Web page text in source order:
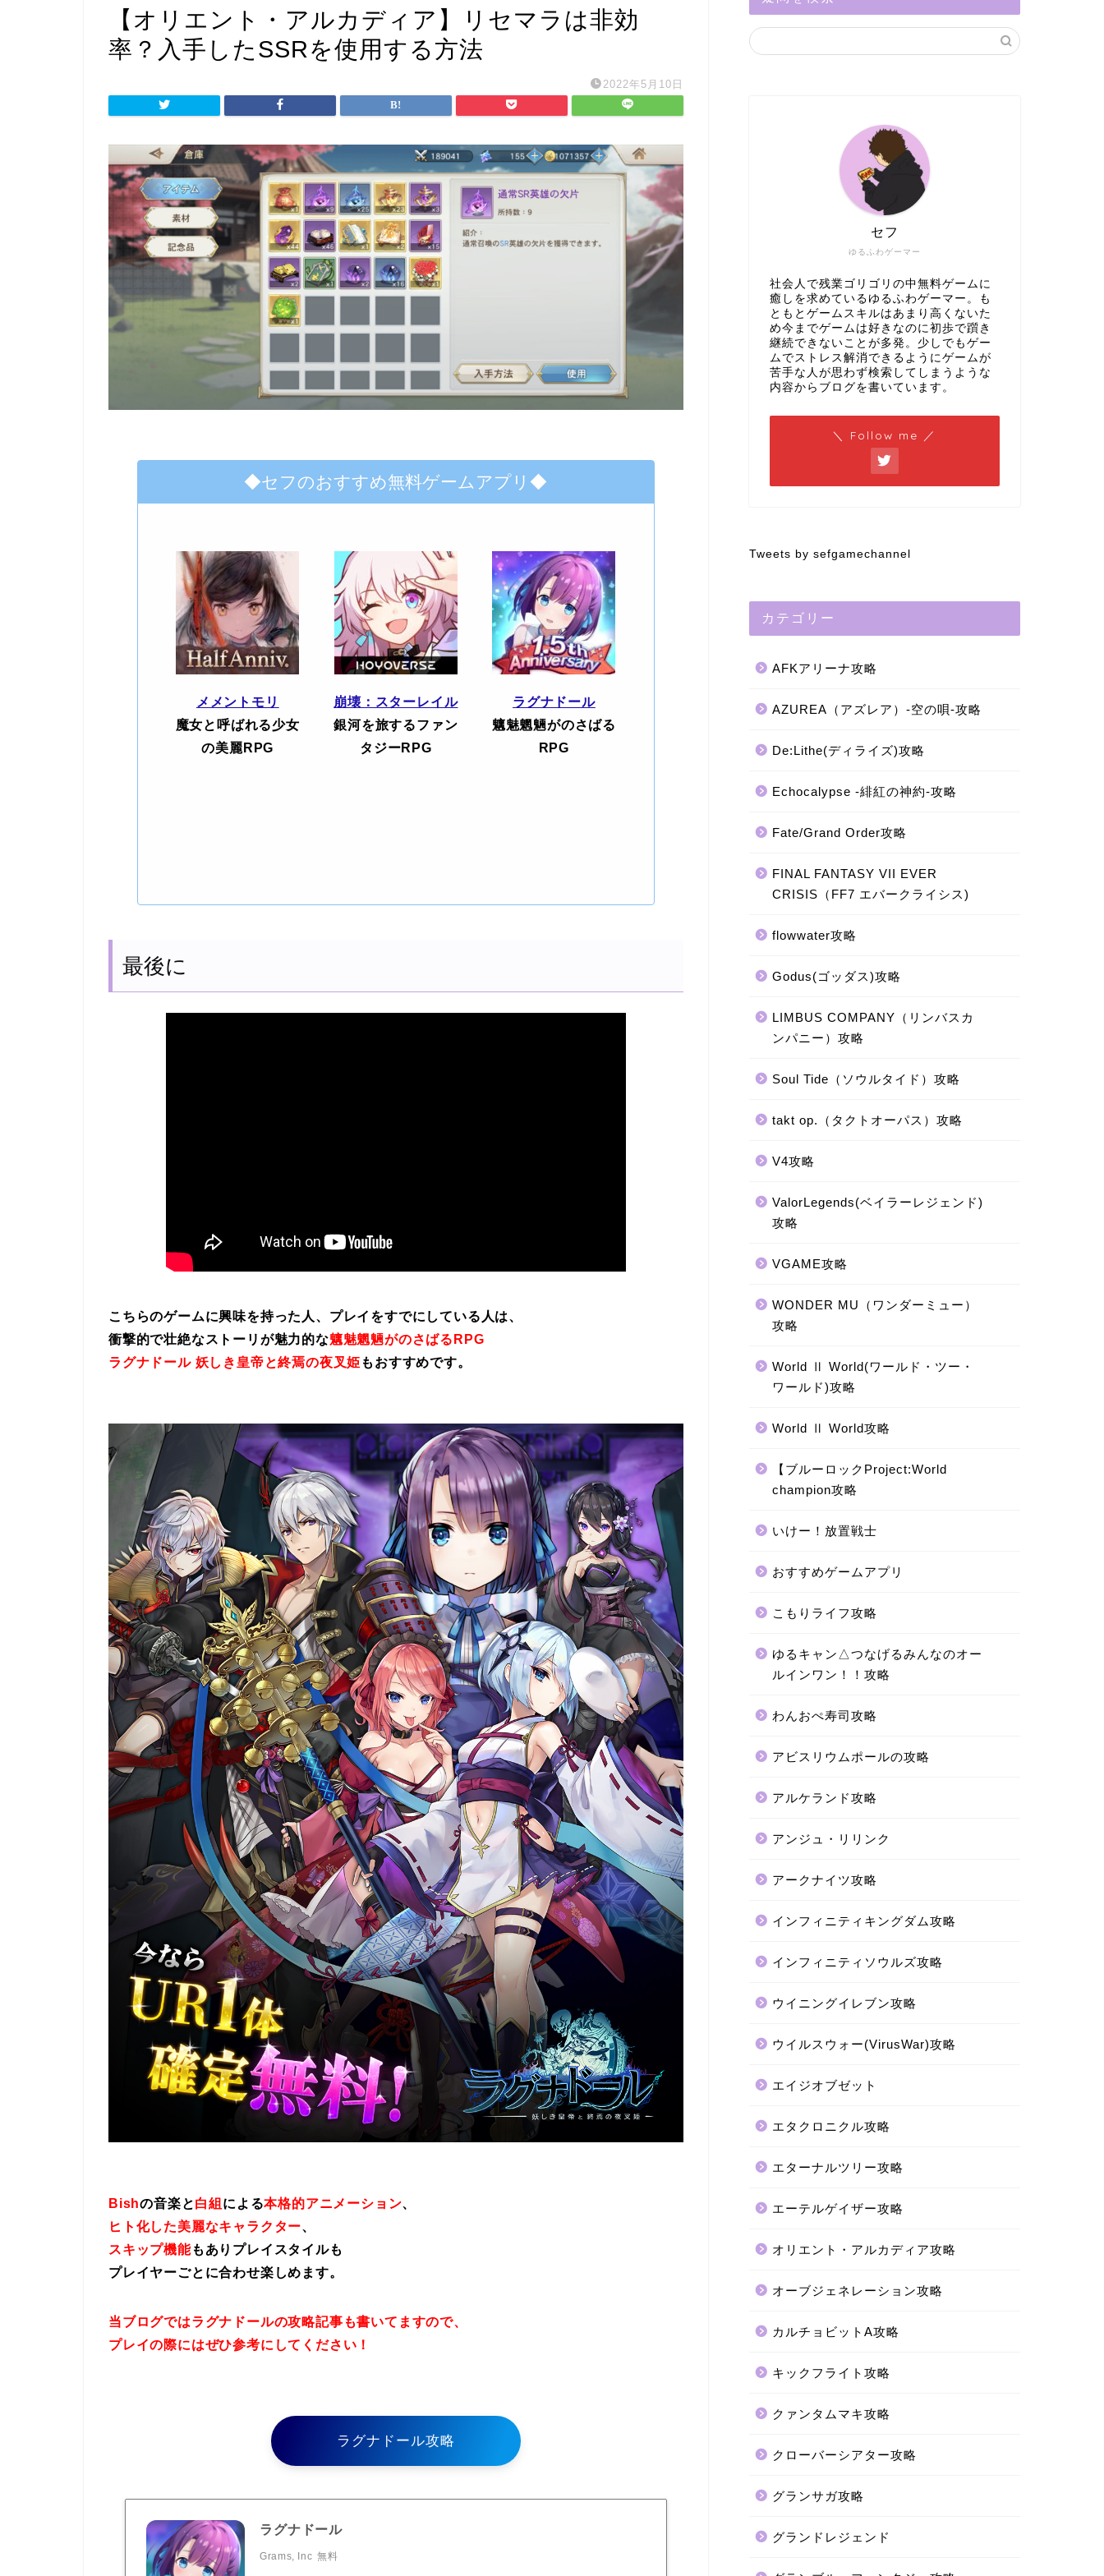
【オリエント・アルカディア】リセマラは非効
率？入手したSSRを使用する方法
2022年5月10日
◆セフのおすすめ無料ゲームアプリ◆
メメントモリ
魔女と呼ばれる少女
の美麗RPG
崩壊：スターレイル
銀河を旅するファン
タジーRPG
ラグナドール
魑魅魍魎がのさばる
RPG
最後に
こちらのゲームに興味を持った人、プレイをすでにしている人は、
衝撃的で壮絶なストーリが魅力的な魑魅魍魎がのさばるRPG
ラグナドール 妖しき皇帝と終焉の夜叉姫 もおすすめです。
Bishの音楽と白組 による本格的アニメーション、
ヒト化した美麗なキャラクター、
スキップ機能もありプレイスタイルも
プレイヤーごとに合わせ楽しめます。
当ブログではラグナドールの攻略記事も書いてますので、
プレイの際にはぜひ参考にしてください！
ラグナドール攻略
ラグナドール
Grams, Inc 無料
ゆるふわゲーマー
セフ
社会人で残業ゴリゴリの中無料ゲームに
癒しを求めているゆるふわゲーマー。も
ともとゲームスキルはあまり高くないた
め今までゲームは好きなのに初歩で躓き
継続できないことが多発。少しでもゲー
ムでストレス解消できるようにゲームが
苦手な人が思わず検索してしまうような
内容からブログを書いています。
＼ Follow me ／
Tweets by sefgamechannel
カテゴリー
AFKアリーナ攻略
AZUREA（アズレア）-空の唄-攻略
De:Lithe(ディライズ)攻略
Echocalypse -緋紅の神約-攻略
Fate/Grand Order攻略
FINAL FANTASY VII EVER
CRISIS（FF7 エバークライシス)
flowwater攻略
Godus(ゴッダス)攻略
LIMBUS COMPANY（リンバスカ
ンパニー）攻略
Soul Tide（ソウルタイド）攻略
takt op.（タクトオーパス）攻略
V4攻略
ValorLegends(ベイラーレジェンド)
攻略
VGAME攻略
WONDER MU（ワンダーミュー）
攻略
World Ⅱ World(ワールド・ツー・
ワールド)攻略
World Ⅱ World攻略
【ブルーロックProject:World
champion攻略
いけー！放置戦士
おすすめゲームアプリ
こもりライフ攻略
ゆるキャン△つなげるみんなのオー
ルインワン！！攻略
わんおぺ寿司攻略
アビスリウムポールの攻略
アルケランド攻略
アンジュ・リリンク
アークナイツ攻略
インフィニティキングダム攻略
インフィニティソウルズ攻略
ウイニングイレブン攻略
ウイルスウォー(VirusWar)攻略
エイジオブゼット
エタクロニクル攻略
エターナルツリー攻略
エーテルゲイザー攻略
オリエント・アルカディア攻略
オーブジェネレーション攻略
カルチョビットA攻略
キックフライト攻略
クァンタムマキ攻略
クローバーシアター攻略
グランサガ攻略
グランドレジェンド